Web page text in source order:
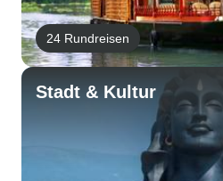
24 Rundreisen
Stadt & Kultur